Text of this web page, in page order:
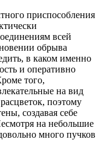
приспособления
всей
обрыва
в каком именно
и оперативно
того,
на вид
поэтому
создавая себе
на небольшие
много пучков